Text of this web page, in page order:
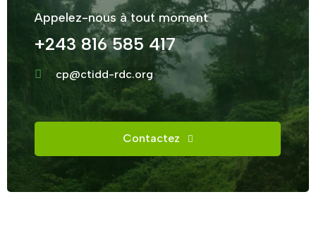
Appelez-nous à tout moment
+243 816 585 417
cp@ctidd-rdc.org
Contactez